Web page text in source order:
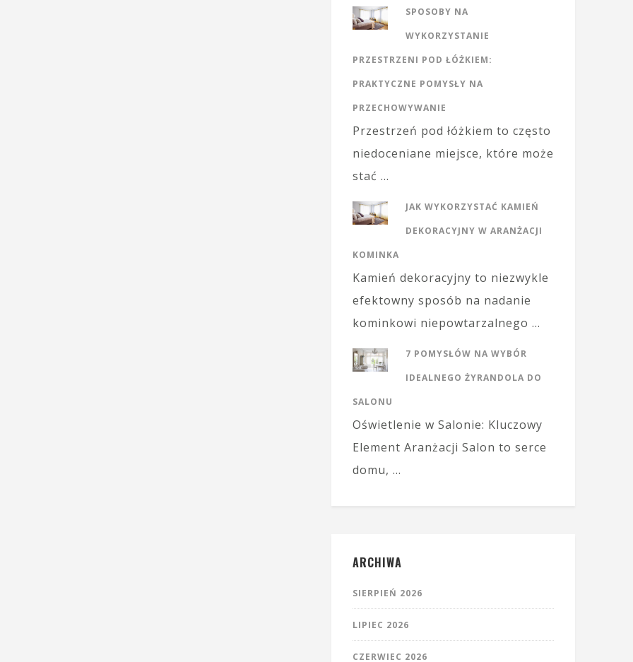
SPOSOBY NA
WYKORZYSTANIE
PRZESTRZENI POD ŁÓŻKIEM:
PRAKTYCZNE POMYSŁY NA
PRZECHOWYWANIE
Przestrzeń pod łóżkiem to często
niedoceniane miejsce, które może
stać …
JAK WYKORZYSTAĆ KAMIEŃ
DEKORACYJNY W ARANŻACJI
KOMINKA
Kamień dekoracyjny to niezwykle
efektowny sposób na nadanie
kominkowi niepowtarzalnego …
7 POMYSŁÓW NA WYBÓR
IDEALNEGO ŻYRANDOLA DO
SALONU
Oświetlenie w Salonie: Kluczowy
Element Aranżacji Salon to serce
domu, …
ARCHIWA
SIERPIEŃ 2026
LIPIEC 2026
CZERWIEC 2026